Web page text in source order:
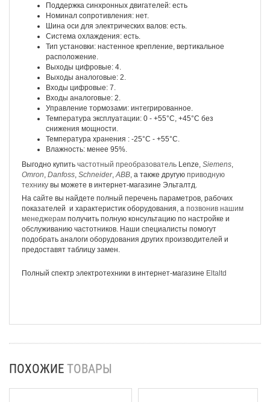
Поддержка синхронных двигателей: есть
Номинал сопротивления: нет.
Шина оси для электрических валов: есть.
Система охлаждения: есть.
Тип установки: настенное крепление, вертикальное
расположение.
Выходы цифровые: 4.
Выходы аналоговые: 2.
Входы цифровые: 7.
Входы аналоговые: 2.
Управление тормозами: интегрированное.
Температура эксплуатации: 0 - +55°С, +45°С без
снижения мощности.
Температура хранения : -25°С - +55°С.
Влажность: менее 95%.
Выгодно купить частотный преобразователь Lenze, Siemens,
Omron, Danfoss, Schneider,ABB, а также другую приводную
технику вы можете в интернет-магазине Эльталтд.
На сайте вы найдете полный перечень параметров, рабочих
показателей и характеристик оборудования, а позвонив нашим
менеджерам получить полную консультацию по настройке и
обслуживанию частотников. Наши специалисты помогут
подобрать аналоги оборудования других производителей и
предоставят таблицу замен.
Полный спектр электротехники в интернет-магазине Eltaltd
ПОХОЖИЕ ТОВАРЫ